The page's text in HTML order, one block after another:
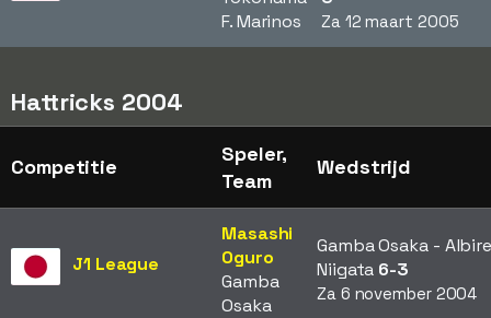
F. Marinos
Za 12 maart 2005
Hattricks 2004
Competitie
Speler,
Team
Wedstrijd
J1 League
Masashi
Oguro
Gamba
Osaka
Gamba Osaka -
Niigata 6-3
Za 6 november 2004